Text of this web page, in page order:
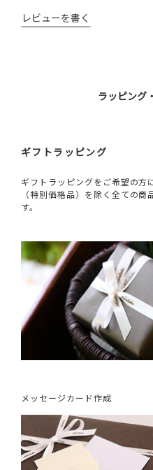
レビューを書く
ラッピング
ギフトラッピング
ギフトラッピングをご希望の方
（特別価格品）を除く全ての
す。
メッセージカード作成